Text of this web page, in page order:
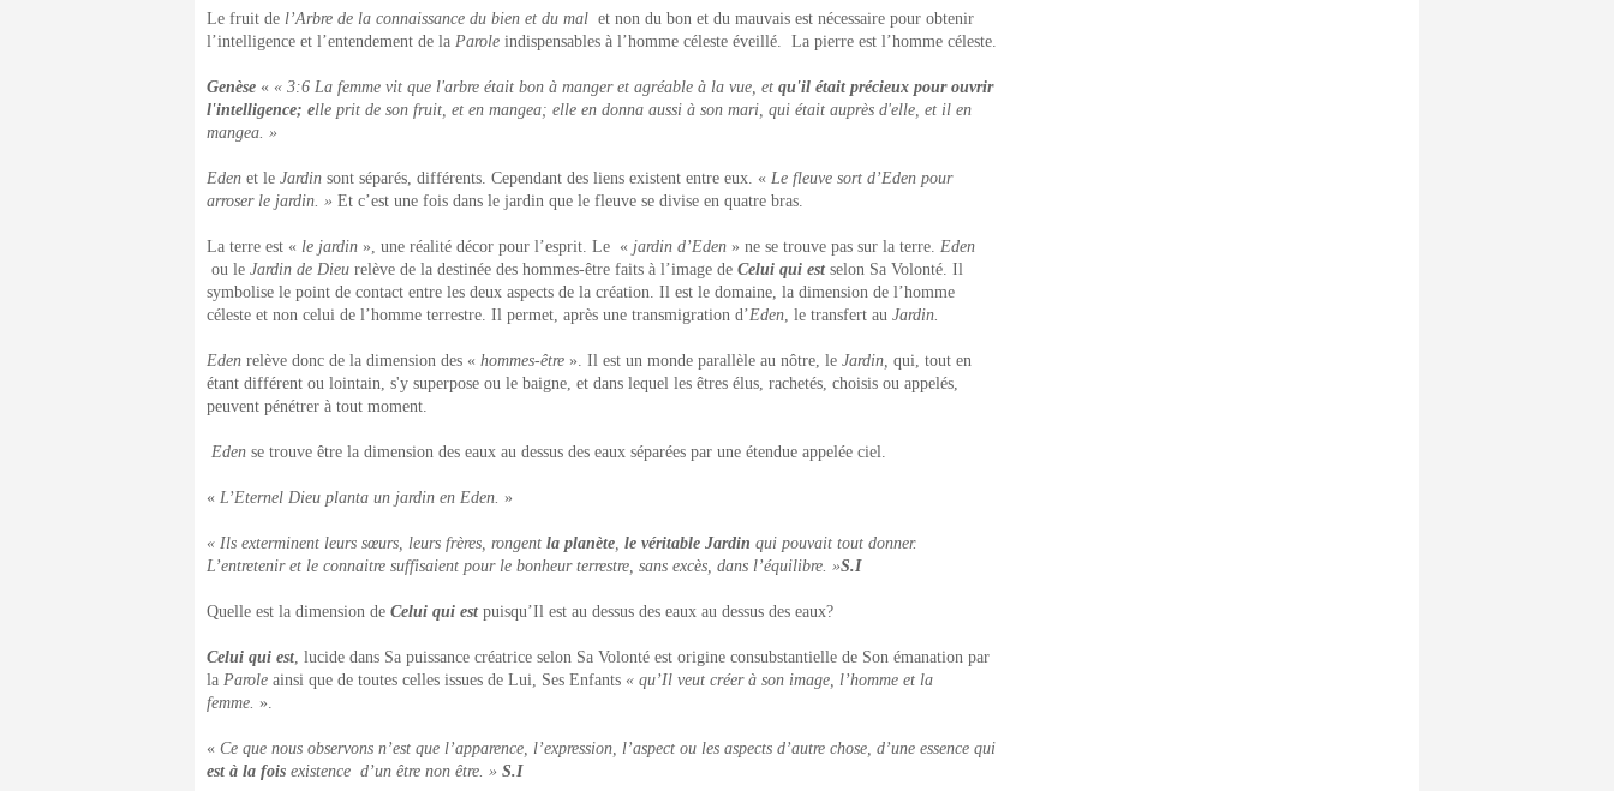
Le fruit de l’Arbre de la connaissance du bien et du mal et non du bon et du mauvais est nécessaire pour obtenir
l’intelligence et l’entendement de la Parole indispensables à l’homme céleste éveillé. La pierre est l’homme céleste.
Genèse « « 3:6 La femme vit que l'arbre était bon à manger et agréable à la vue, et qu'il était précieux pour ouvrir
l'intelligence; elle prit de son fruit, et en mangea; elle en donna aussi à son mari, qui était auprès d'elle, et il en
mangea. »
Eden et le Jardin sont séparés, différents. Cependant des liens existent entre eux. « Le fleuve sort d’Eden pour
arroser le jardin. » Et c’est une fois dans le jardin que le fleuve se divise en quatre bras.
La terre est « le jardin », une réalité décor pour l’esprit. Le « jardin d’Eden » ne se trouve pas sur la terre. Eden
ou le Jardin de Dieu relève de la destinée des hommes-être faits à l’image de Celui qui est selon Sa Volonté. Il
symbolise le point de contact entre les deux aspects de la création. Il est le domaine, la dimension de l’homme
céleste et non celui de l’homme terrestre. Il permet, après une transmigration d’Eden, le transfert au Jardin.
Eden relève donc de la dimension des « hommes-être ». Il est un monde parallèle au nôtre, le Jardin, qui, tout en
étant différent ou lointain, s'y superpose ou le baigne, et dans lequel les êtres élus, rachetés, choisis ou appelés,
peuvent pénétrer à tout moment.
Eden se trouve être la dimension des eaux au dessus des eaux séparées par une étendue appelée ciel.
« L’Eternel Dieu planta un jardin en Eden. »
« Ils exterminent leurs sœurs, leurs frères, rongent la planète, le véritable Jardin qui pouvait tout donner.
L’entretenir et le connaitre suffisaient pour le bonheur terrestre, sans excès, dans l’équilibre. »S.I
Quelle est la dimension de Celui qui est puisqu’Il est au dessus des eaux au dessus des eaux?
Celui qui est, lucide dans Sa puissance créatrice selon Sa Volonté est origine consubstantielle de Son émanation par
la Parole ainsi que de toutes celles issues de Lui, Ses Enfants « qu’Il veut créer à son image, l’homme et la
femme. ».
« Ce que nous observons n’est que l’apparence, l’expression, l’aspect ou les aspects d’autre chose, d’une essence qui
est à la fois existence d’un être non être. » S.I